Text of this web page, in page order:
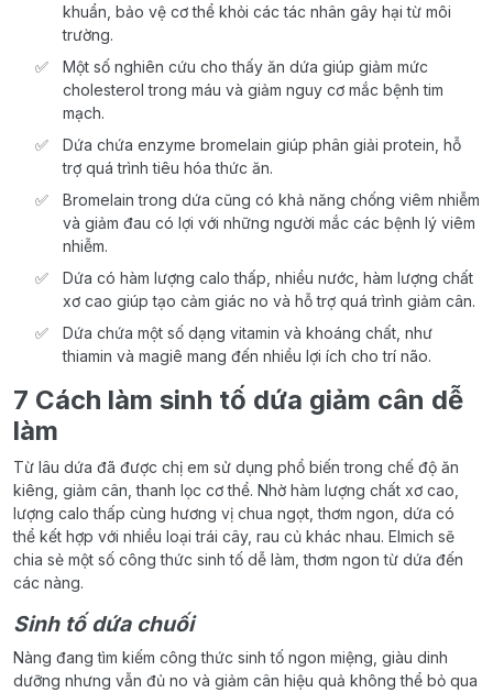
khuẩn, bảo vệ cơ thể khỏi các tác nhân gây hại từ môi
trường.
Một số nghiên cứu cho thấy ăn dứa giúp giảm mức
cholesterol trong máu và giảm nguy cơ mắc bệnh tim
mạch.
Dứa chứa enzyme bromelain giúp phân giải protein, hỗ
trợ quá trình tiêu hóa thức ăn.
Bromelain trong dứa cũng có khả năng chống viêm nhiễm
và giảm đau có lợi với những người mắc các bệnh lý viêm
nhiễm.
Dứa có hàm lượng calo thấp, nhiều nước, hàm lượng chất
xơ cao giúp tạo cảm giác no và hỗ trợ quá trình giảm cân.
Dứa chứa một số dạng vitamin và khoáng chất, như
thiamin và magiê mang đến nhiều lợi ích cho trí não.
7 Cách làm sinh tố dứa giảm cân dễ
làm
Từ lâu dứa đã được chị em sử dụng phổ biến trong chế độ ăn
kiêng, giảm cân, thanh lọc cơ thể. Nhờ hàm lượng chất xơ cao,
lượng calo thấp cùng hương vị chua ngọt, thơm ngon, dứa có
thể kết hợp với nhiều loại trái cây, rau củ khác nhau. Elmich sẽ
chia sẻ một số công thức sinh tố dễ làm, thơm ngon từ dứa đến
các nàng.
Sinh tố dứa chuối
Nàng đang tìm kiếm công thức sinh tố ngon miệng, giàu dinh
dưỡng nhưng vẫn đủ no và giảm cân hiệu quả không thể bỏ qua